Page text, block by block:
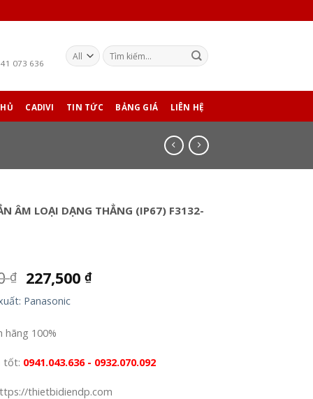
073 636
CADIVI TIN TỨC BẢNG GIÁ LIÊN HỆ
ÂM LOẠI DẠNG THẲNG (IP67) F3132-
₫ 227,500 ₫
Panasonic
hãng 100%
tốt: 0941.043.636 - 0932.070.092
thietbidiendp.com